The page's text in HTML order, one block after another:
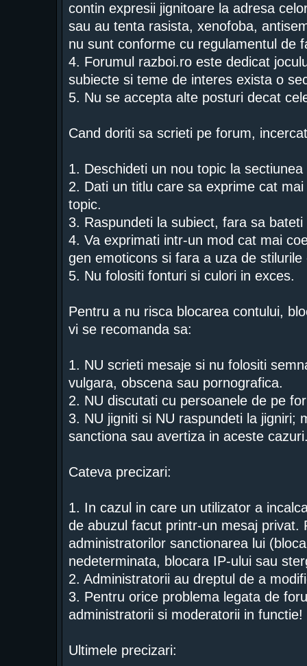
contin expresii jignitoare la adresa
sau au tenta rasista, xenofoba,
nu sunt conforme cu regulamentul de
4. Forumul razboi.ro este dedicat
subiecte si teme de interes exista o
5. Nu se accepta alte posturi decat
Cand doriti sa scrieti pe forum,
1. Deschideti un nou topic la
2. Dati un titlu care sa exprime cat
topic.
3. Raspundeti la subiect, fara sa bateti
4. Va exprimati intr-un mod cat mai
gen emoticons si fara a uza de
5. Nu folositi fonturi si culori in exces.
Pentru a nu risca blocarea contului,
vi se recomanda sa:
1. NU scrieti mesaje si nu folositi
vulgara, obscena sau pornografica.
2. NU discutati cu persoanele de pe
3. NU jigniti si NU raspundeti la jigniri;
sanctiona sau avertiza in aceste
Cateva precizari:
1. In cazul in care un utilizator a
de abuzul facut printr-un mesaj
administratorilor sanctionarea lui
nedeterminata, blocara IP-ului sau
2. Administratorii au dreptul de a
3. Pentru orice problema legata de
administratorii si moderatorii in functie!
Ultimele precizari: